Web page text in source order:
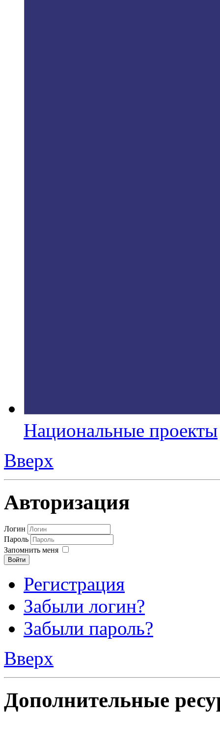
Национальные проекты
Вверх
Авторизация
Логин
Пароль
Запомнить меня
Войти
Регистрация
Забыли логин?
Забыли пароль?
Вверх
Дополнительные